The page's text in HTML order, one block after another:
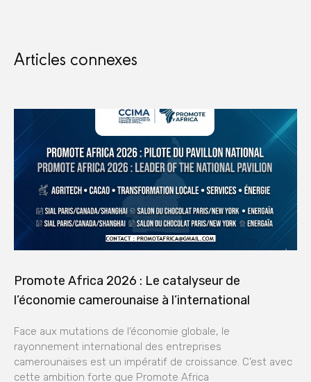
Articles connexes
Promote Africa 2026 : Le catalyseur de
l’économie camerounaise à l’international
Face aux mutations de l’économie globale, le
rayonnement international des entreprises
camerounaises est un impératif de croissance. C’est avec
cette ambition forte que Promote Africa